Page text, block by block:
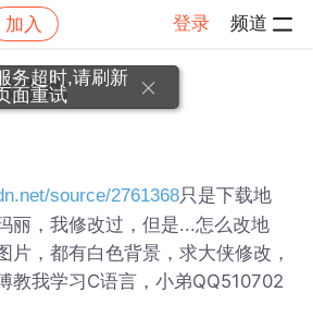
加入 登录 频道
题 帖子详情
游戏
source/2761368只是下载地
丽，我修改过，但是...怎么改地
片，都有白色背景，求大侠修改，
教我学习C语言，小弟QQ510702
务超时,请刷新
面重试